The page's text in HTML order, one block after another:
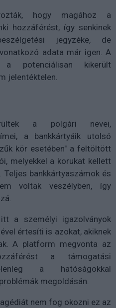
hogy magához a
hozzáférést, így senkinek
jegyzéke, de
adata már igen. A
a potenciálisan kikerült
jelentéktelen.
a polgári nevei,
a bankkártyáik utolsó
kör esetében" a feltöltött
melyekkel a korukat kellett
Teljes bankkártyaszámok és
voltak veszélyben, így
a személyi igazolványok
értesíti is azokat, akiknek
A platform megvonta az
a támogatási
a hatóságokkal
megoldásán.
nem fog okozni ez az